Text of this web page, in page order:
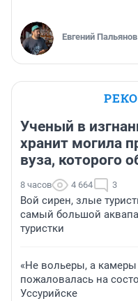
Евгений Пальянов
Ученый в
хранит могила
вуза, которого
8 часов 4 664 3
Вой сирен, злые
самый большой
туристки
«Не вольеры, а
пожаловалась на
Уссурийске